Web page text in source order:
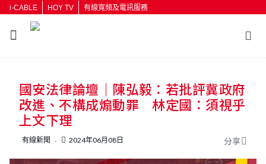
i-CABLE HOY TV 有線寬頻及電訊服務
按輸入鍵開始搜尋
國安法律論壇｜陳弘毅：若批評冀政府
改進、不構成煽動罪 林定國：須視乎
上文下理
有線新聞 2024年06月08日 分享